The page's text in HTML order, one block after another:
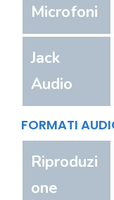
Microfoni
Jack
Audio
FORMATI
Riproduzi
one